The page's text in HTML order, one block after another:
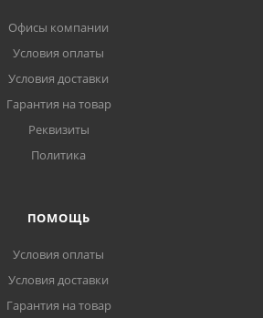
Офисы компании
Условия оплаты
Условия доставки
Гарантия на товар
Реквизиты
Политика
ПОМОЩЬ
Условия оплаты
Условия доставки
Гарантия на товар